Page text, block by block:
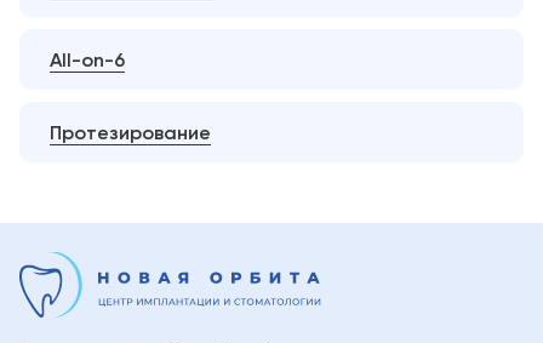
All-on-6
Протезирование